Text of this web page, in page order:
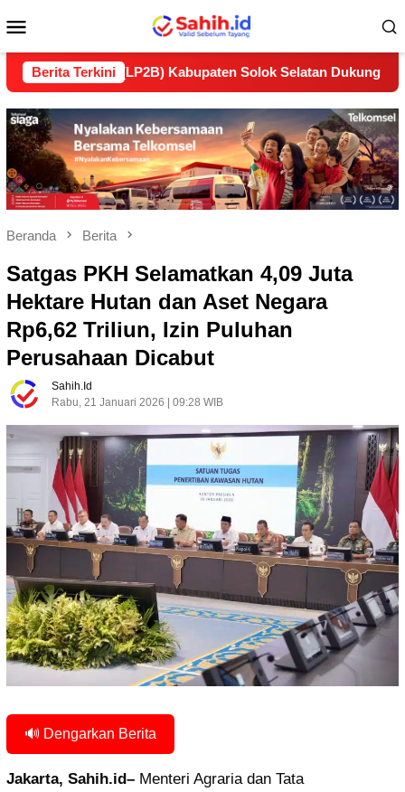
ke
Mobile
Berita Terkini
(LP2B) Kabupaten Solok Selatan Dukung Ketahanan
Beranda Berita
Satgas PKH Selamatkan 4,09 Juta
Hektare Hutan dan Aset Negara
Rp6,62 Triliun, Izin Puluhan
Perusahaan Dicabut
Sahih.id
Rabu, 21 Januari 2026 | 09:28 WIB
🔊 Dengarkan Berita
Jakarta, Sahih.id– Menteri Agraria dan Tata